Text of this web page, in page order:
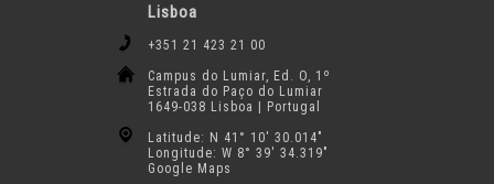
Lisboa
+351 21 423 21 00
Campus do Lumiar, Ed. O, 1º
Estrada do Paço do Lumiar
1649-038 Lisboa | Portugal
Latitude: N 41° 10′ 30.014″
Longitude: W 8° 39′ 34.319″
Google Maps